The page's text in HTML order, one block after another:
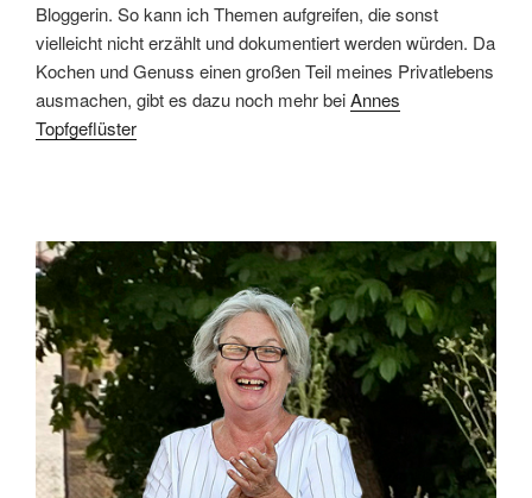
Bloggerin. So kann ich Themen aufgreifen, die sonst
vielleicht nicht erzählt und dokumentiert werden würden. Da
Kochen und Genuss einen großen Teil meines Privatlebens
ausmachen, gibt es dazu noch mehr beiAnnes
Topfgeflüster